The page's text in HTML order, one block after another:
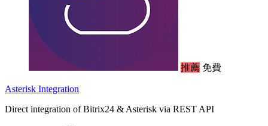
推薦 免費
Asterisk Integration
Direct integration of Bitrix24 & Asterisk via REST API